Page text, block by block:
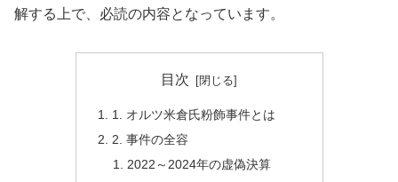
解する上で、必読の内容となっています。
目次
1. オルツ米倉氏粉飾事件とは
2. 事件の全容
2022～2024年の虚偽決算